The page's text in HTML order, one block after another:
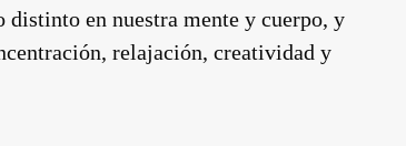
en nuestra mente y cuerpo, y
relajación, creatividad y